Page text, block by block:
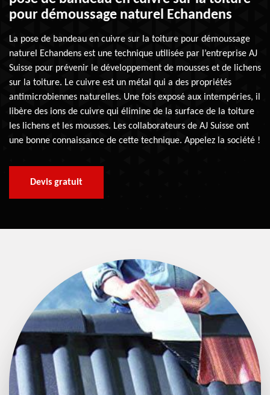
pour démoussage naturel Echandens
La pose de bandeau en cuivre sur la toiture pour démoussage
naturel Echandens est une technique utilisée par l’entreprise AJ
Suisse pour prévenir le développement de mousses et de lichens
sur la toiture. Le cuivre est un métal qui a des propriétés
antimicrobiennes naturelles. Une fois exposé aux intempéries, il
libère des ions de cuivre qui élimine de la surface de la toiture
les lichens et les mousses. Les collaborateurs de AJ Suisse ont
une bonne connaissance de cette technique. Appelez la société !
Devis gratuit